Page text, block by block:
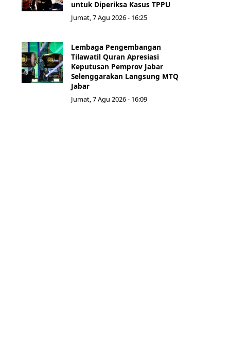
untuk Diperiksa Kasus TPPU
Jumat, 7 Agu 2026 - 16:25
Lembaga Pengembangan
Tilawatil Quran Apresiasi
Keputusan Pemprov Jabar
Selenggarakan Langsung MTQ
Jabar
Jumat, 7 Agu 2026 - 16:09